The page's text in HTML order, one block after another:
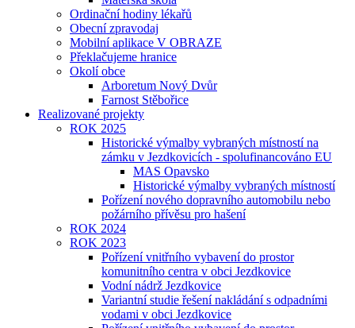
Ordinační hodiny lékařů
Obecní zpravodaj
Mobilní aplikace V OBRAZE
Překlačujeme hranice
Okolí obce
Arboretum Nový Dvůr
Farnost Stěbořice
Realizované projekty
ROK 2025
Historické výmalby vybraných místností na
zámku v Jezdkovicích - spolufinancováno EU
MAS Opavsko
Historické výmalby vybraných místností
Pořízení nového dopravního automobilu nebo
požárního přívěsu pro hašení
ROK 2024
ROK 2023
Pořízení vnitřního vybavení do prostor
komunitního centra v obci Jezdkovice
Vodní nádrž Jezdkovice
Variantní studie řešení nakládání s odpadními
vodami v obci Jezdkovice